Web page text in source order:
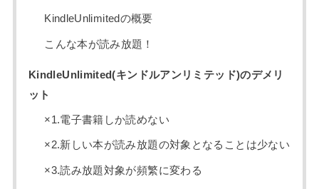
KindleUnlimitedの概要
こんな本が読み放題！
KindleUnlimited(キンドルアンリミテッド)のデメリ
ット
×1.電子書籍しか読めない
×2.新しい本が読み放題の対象となることは少ない
×3.読み放題対象が頻繁に変わる